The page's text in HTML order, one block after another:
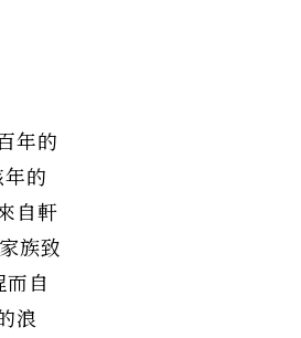
年的
的
自軒
族致
自
浪